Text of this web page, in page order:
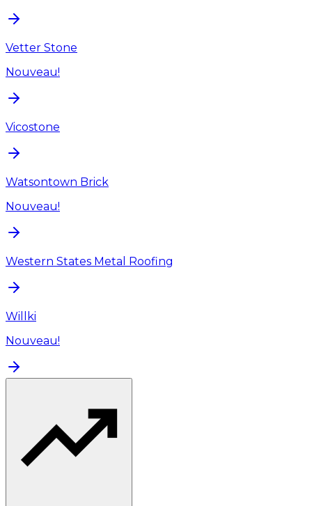
Vetter Stone
Nouveau!
Vicostone
Watsontown Brick
Nouveau!
Western States Metal Roofing
Willki
Nouveau!